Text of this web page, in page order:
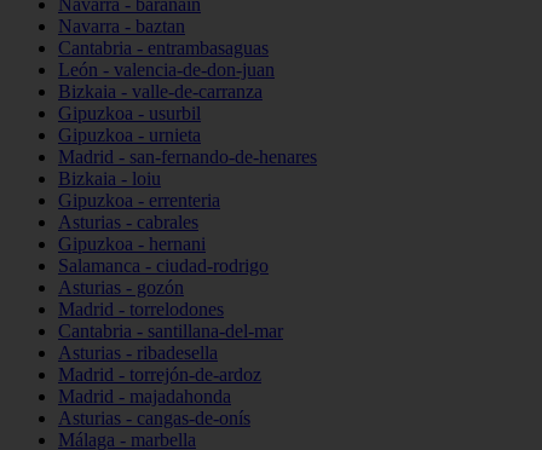
Navarra - barañain
Navarra - baztan
Cantabria - entrambasaguas
León - valencia-de-don-juan
Bizkaia - valle-de-carranza
Gipuzkoa - usurbil
Gipuzkoa - urnieta
Madrid - san-fernando-de-henares
Bizkaia - loiu
Gipuzkoa - errenteria
Asturias - cabrales
Gipuzkoa - hernani
Salamanca - ciudad-rodrigo
Asturias - gozón
Madrid - torrelodones
Cantabria - santillana-del-mar
Asturias - ribadesella
Madrid - torrejón-de-ardoz
Madrid - majadahonda
Asturias - cangas-de-onís
Málaga - marbella